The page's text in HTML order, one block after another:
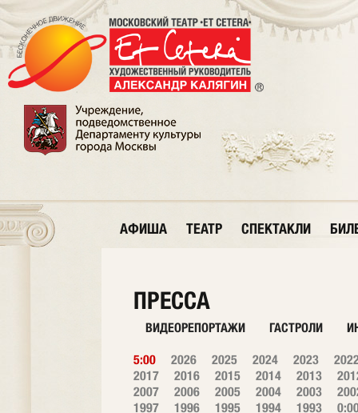
АФИША ТЕАТР СПЕКТАКЛИ
ПРЕССА
ВИДЕОРЕПОРТАЖИ ГАСТРОЛИ
5:00 2026 2025 2024 2023
2017
2016 2015 2014 2013
2007
2006 2005 2004 2003
1997
1996 1995 1994 1993